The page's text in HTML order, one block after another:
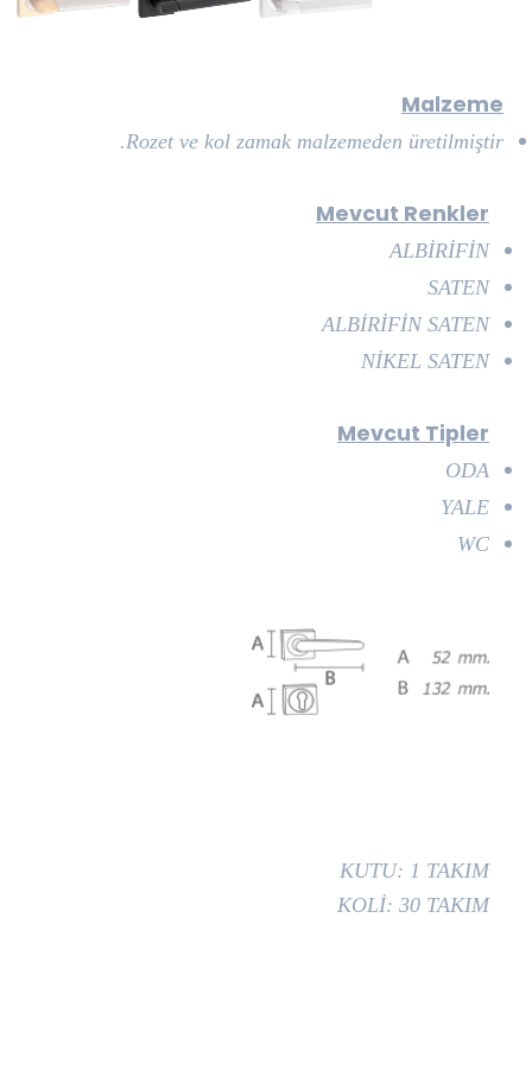
Malzeme
Rozet ve kol zamak malzemeden üretilmiştir.
Mevcut Renkler
ALBİRİFİN
SATEN
ALBİRİFİN SATEN
NİKEL SATEN
Mevcut Tipler
ODA
YALE
WC
KUTU: 1 TAKIM
KOLİ: 30 TAKIM